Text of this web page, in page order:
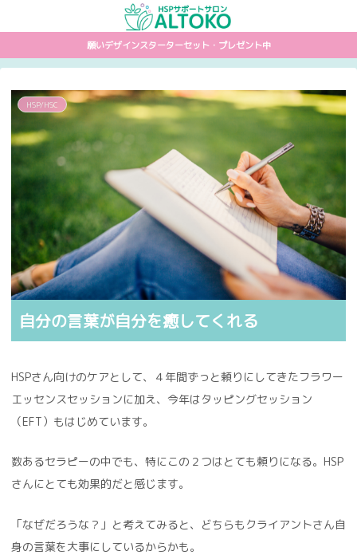
願いデザインスターターセット・プレゼント中
自分の言葉が自分を癒してくれる
HSP/HSC
HSPさん向けのケアとして、４年間ずっと頼りにしてきたフラワー
エッセンスセッションに加え、今年はタッピングセッション
（EFT）もはじめています。
数あるセラピーの中でも、特にこの２つはとても頼りになる。HSP
さんにとても効果的だと感じます。
「なぜだろうな？」と考えてみると、どちらもクライアントさん自
身の言葉を大事にしているからかも。